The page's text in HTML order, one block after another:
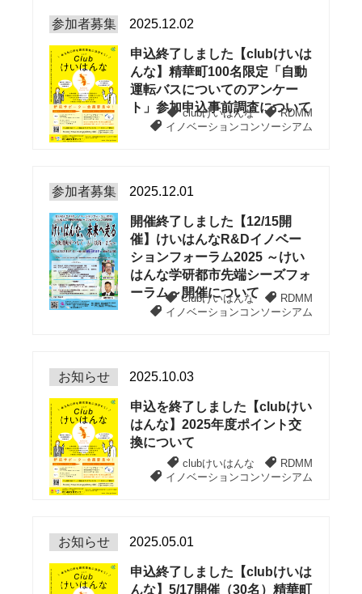
参加者募集 2025.12.02
申込終了しました【clubけいは
んな】精華町100名限定「自動
運転バスについてのアンケー
ト」参加申込事前調査について
clubけいはんな
RDMM
イノベーションコンソーシアム
参加者募集 2025.12.01
開催終了しました【12/15開
催】けいはんなR&Dイノベー
ションフォーラム2025 ～けい
はんな学研都市先端シーズフォ
ーラム～開催について
Clubけいはんな
RDMM
イノベーションコンソーシアム
お知らせ 2025.10.03
申込を終了しました【clubけい
はんな】2025年度ポイント交
換について
clubけいはんな
RDMM
イノベーションコンソーシアム
お知らせ 2025.05.01
申込終了しました【clubけいは
んな】5/17開催（30名）精華町